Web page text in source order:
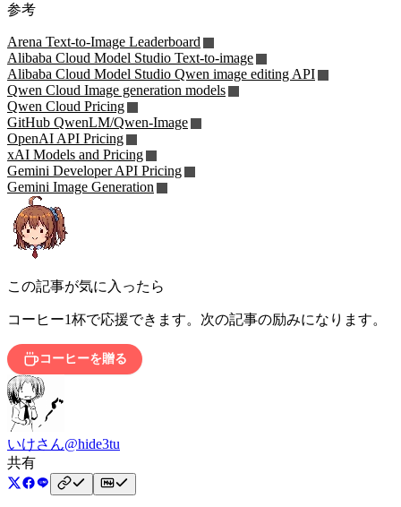
参考
Arena Text-to-Image Leaderboard
Alibaba Cloud Model Studio Text-to-image
Alibaba Cloud Model Studio Qwen image editing API
Qwen Cloud Image generation models
Qwen Cloud Pricing
GitHub QwenLM/Qwen-Image
OpenAI API Pricing
xAI Models and Pricing
Gemini Developer API Pricing
Gemini Image Generation
この記事が気に入ったら
コーヒー1杯で応援できます。次の記事の励みになります。
コーヒーを贈る
いけさん@hide3tu
共有